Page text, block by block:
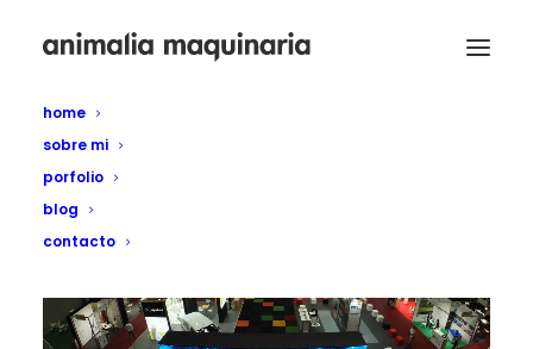
home
sobre mi
porfolio
blog
contacto